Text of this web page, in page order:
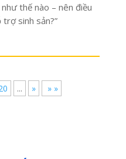
thế nào – nên điều
sinh sản?”
... » » »